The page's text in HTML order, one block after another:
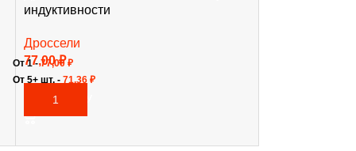
индуктивности
Дроссели
77,00₽
В КОРЗИНУ
От 1 -77,00₽
От 5+ шт. - 71,36 ₽